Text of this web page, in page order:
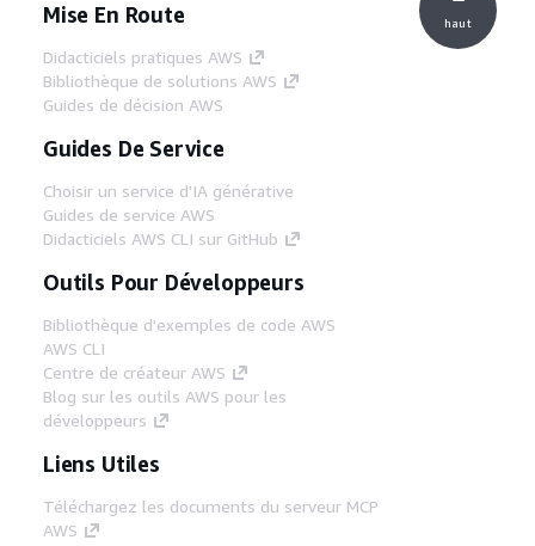
Mise En Route
Didacticiels pratiques AWS
Bibliothèque de solutions AWS
Guides de décision AWS
Guides De Service
Choisir un service d'IA générative
Guides de service AWS
Didacticiels AWS CLI sur GitHub
Outils Pour Développeurs
Bibliothèque d'exemples de code AWS
AWS CLI
Centre de créateur AWS
Blog sur les outils AWS pour les
développeurs
Liens Utiles
Téléchargez les documents du serveur MCP
AWS
haut